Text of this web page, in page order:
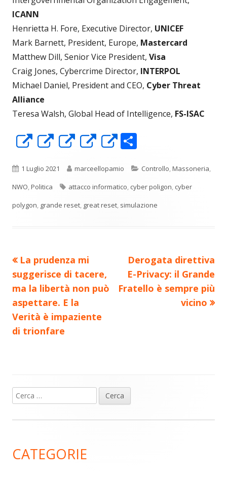
ICANN
Henrietta H. Fore, Executive Director, UNICEF
Mark Barnett, President, Europe, Mastercard
Matthew Dill, Senior Vice President, Visa
Craig Jones, Cybercrime Director, INTERPOL
Michael Daniel, President and CEO, Cyber Threat
Alliance
Teresa Walsh, Global Head of Intelligence, FS-ISAC
Apre
una
nuova
finestra
Apre
una
nuova
finestra
Apre
una
nuova
finestra
Apre
una
nuova
finestra
Apre
una
nuova
finestra
n
di
vi
Pubblicato
1 Luglio 2021 Autore
marceellopamio Categorie
Controllo,Massoneria,
NWO,Politica Tag
attacco informatico, cyber poligon, cyber
polygon, grande reset, great reset, simulazione
Navigazione
articoli
Precedente
articolo:
La prudenza mi
suggerisce di tacere,
ma la libertà non può
aspettare. E la
Verità è impaziente
di trionfare
Nuovo
articolo:
Derogata direttiva
E-Privacy: il Grande
Fratello è sempre più
vicino
Barra
laterale
Ricerca
per:
CATEGORIE